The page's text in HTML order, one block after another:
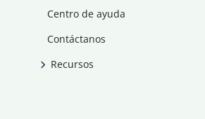
Centro de ayuda
Contáctanos
Recursos